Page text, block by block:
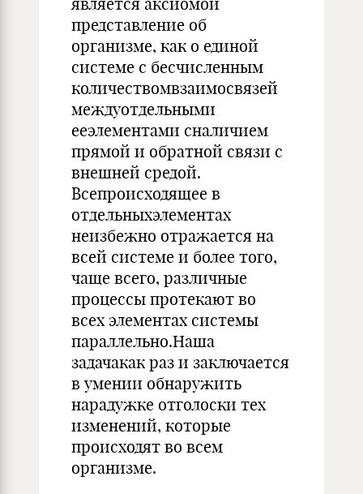
представление об
организме, как о единой
системе с бесчисленным
количествомвзаимосвязей
междуотдельными
ееэлементами сналичием
прямой и обратной связи с
внешней средой.
Всепроисходящее в
отдельныхэлементах
неизбежно отражается на
всей системе и более того,
чаще всего, различные
процессы протекают во
всех элементах системы
параллельно.Наша
задачакак раз и заключается
в умении обнаружить
нарадужке отголоски тех
изменений, которые
происходят во всем
организме.